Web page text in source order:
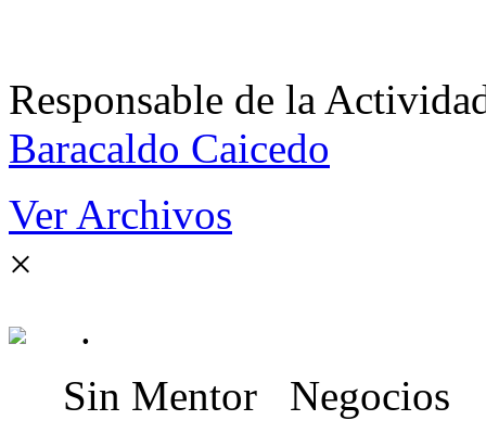
Responsable de la
Baracaldo Caicedo
Ver Archivos
×
.
Sin Mentor Negocios